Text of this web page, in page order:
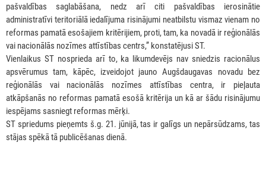
pašvaldības saglabāšana, nedz arī citi pašvaldības ierosinātie
administratīvi teritoriālā iedalījuma risinājumi neatbilstu vismaz vienam no
reformas pamatā esošajiem kritērijiem, proti, tam, ka novadā ir reģionālās
vai nacionālās nozīmes attīstības centrs,” konstatējusi ST.
Vienlaikus ST nosprieda arī to, ka likumdevējs nav sniedzis racionālus
apsvērumus tam, kāpēc, izveidojot jauno Augšdaugavas novadu bez
reģionālās vai nacionālās nozīmes attīstības centra, ir pieļauta
atkāpšanās no reformas pamatā esošā kritērija un kā ar šādu risinājumu
iespējams sasniegt reformas mērķi.
ST spriedums pieņemts š.g. 21. jūnijā, tas ir galīgs un nepārsūdzams, tas
stājas spēkā tā publicēšanas dienā.